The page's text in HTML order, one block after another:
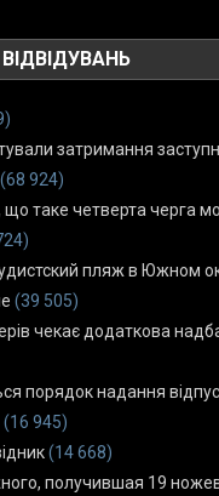
затримання
(68 924)
таке четверта черга
пляж в Южном
(39 505)
чекає додаткова
порядок надання
(16 945)
(14 668)
получившая 19